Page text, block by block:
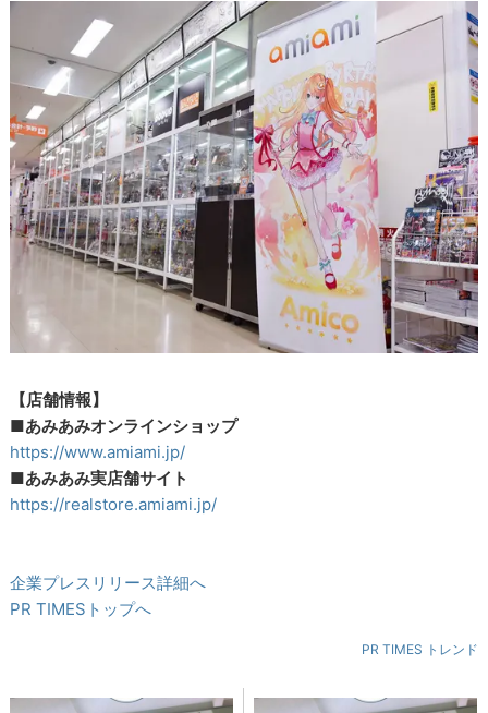
【店舗情報】
■あみあみオンラインショップ
https://www.amiami.jp/
■あみあみ実店舗サイト
https://realstore.amiami.jp/
企業プレスリリース詳細へ
PR TIMESトップへ
PR TIMES トレンド